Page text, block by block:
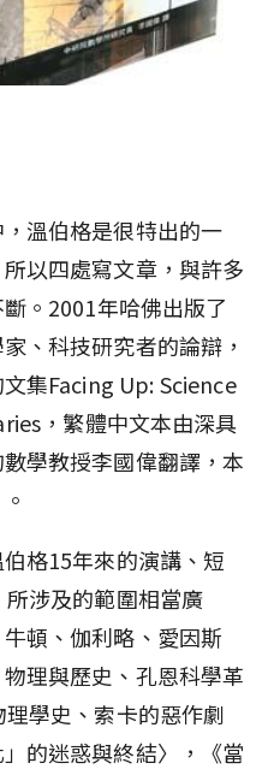
溫伯格是很特出的一
以四處寫文章，與許多
。2001年哈佛出版了
、科技研究者的論辯，
集Facing Up: Science
，繁體中文本由深具
學教授李國偉翻譯，本
格15年來的演講、短
涉及的範圍相當廣
頓、伽利略、愛因斯
理與歷史、孔恩科學革
學史、索卡的惡作劇
的迷惑與終結〉，《當